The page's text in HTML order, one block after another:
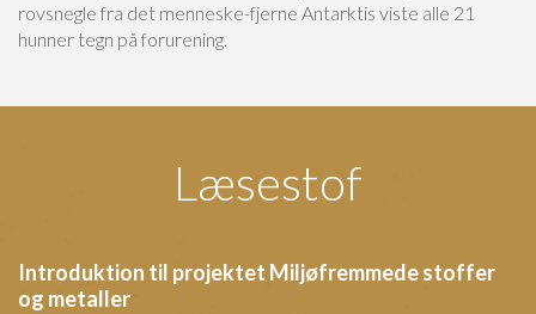
rovsnegle fra det menneske-fjerne Antarktis viste alle 21
hunner tegn på forurening.
Læsestof
Introduktion til projektet Miljøfremmede stoffer
og metaller